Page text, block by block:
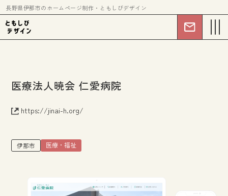
長野県伊那市のホームページ制作・ともしびデザイン
医療法人暁会 仁愛病院
https://jinai-h.org/
伊那市 医療・福祉